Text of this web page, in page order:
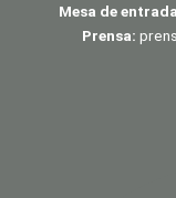
Mesa de
Prensa: